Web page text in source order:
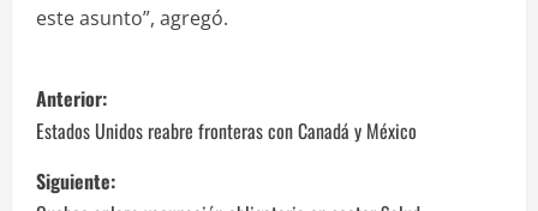
este asunto”, agregó.
N
a
v
Anterior:
Estados Unidos reabre fronteras con Canadá y México
Siguiente: